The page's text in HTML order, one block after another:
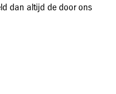
dan altijd de door ons